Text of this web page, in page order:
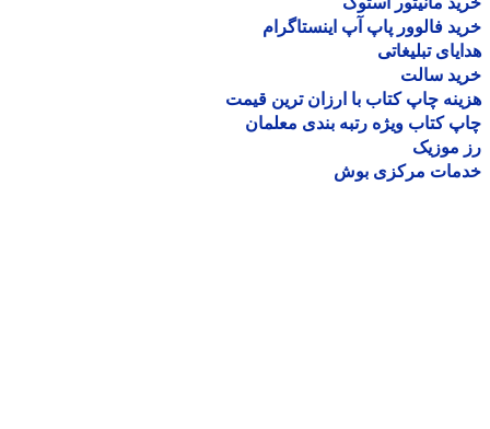
فالوور پاپ آپ اینستاگرام
تبلیغاتی
سالت
چاپ کتاب با ارزان ترین قیمت
کتاب ویژه رتبه بندی معلمان
موزیک
مرکزی بوش